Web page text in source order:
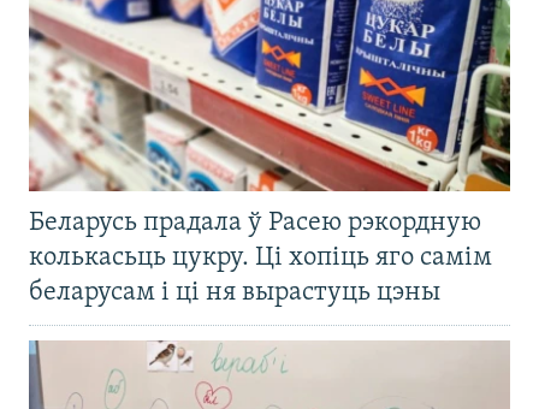
Беларусь прадала ў Расею рэкордную
колькасьць цукру. Ці хопіць яго самім
беларусам і ці ня вырастуць цэны